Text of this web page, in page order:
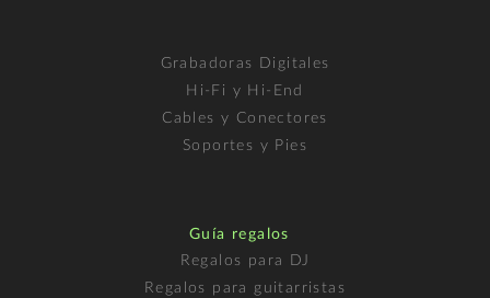
Grabadoras Digitales
Hi-Fi y Hi-End
Cables y Conectores
Soportes y Pies
Guía regalos
Regalos para DJ
Regalos para guitarristas